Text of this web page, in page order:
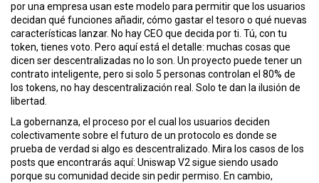
por una empresa usan este modelo para permitir que los usuarios
decidan qué funciones añadir, cómo gastar el tesoro o qué nuevas
características lanzar. No hay CEO que decida por ti. Tú, con tu
token, tienes voto. Pero aquí está el detalle: muchas cosas que
dicen ser descentralizadas no lo son. Un proyecto puede tener un
contrato inteligente, pero si solo 5 personas controlan el 80% de
los tokens, no hay descentralización real. Solo te dan la ilusión de
libertad.
La gobernanza, el proceso por el cual los usuarios deciden
colectivamente sobre el futuro de un protocolo es donde se
prueba de verdad si algo es descentralizado. Mira los casos de los
posts que encontrarás aquí: Uniswap V2 sigue siendo usado
porque su comunidad decide sin pedir permiso. En cambio,